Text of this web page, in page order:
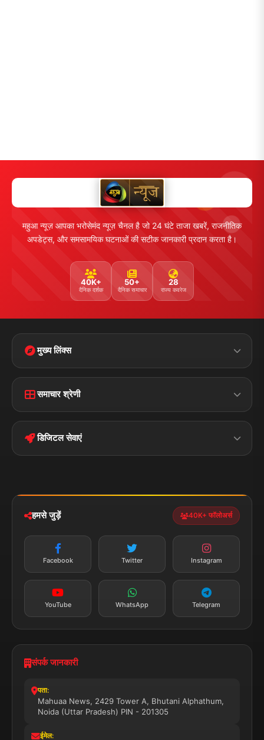
महुआ न्यूज़ आपका भरोसेमंद न्यूज़ चैनल है जो 24 घंटे ताजा खबरें, राजनीतिक
अपडेट्स, और समसामयिक घटनाओं की सटीक जानकारी प्रदान करता है।
40K+
दैनिक दर्शक
50+
दैनिक समाचार
28
राज्य कवरेज
मुख्य लिंक्स
Disclaimer
Terms &
Privacy Policy
समाचार श्रेणी
पॉलिटिकल झारखण्ड
डिजिटल सेवाएं
न्यूज़ अलर्ट
सब्सक्राइब करें
हमसे जुड़ें 40K+ फॉलोअर्स
Facebook Twitter Instagram
YouTube WhatsApp Telegram
संपर्क जानकारी
पता:
Mahuaa News, 2429 Tower A, Bhutani Alphathum,
Noida (Uttar Pradesh) PIN - 201305
ईमेल: